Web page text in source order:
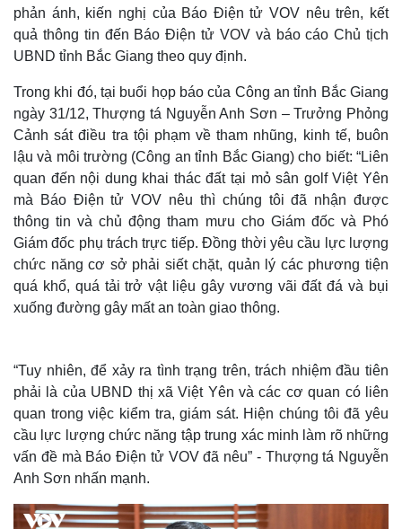
Thế giới
Multimedia
phản ánh, kiến nghị của Báo Điện tử VOV nêu trên, kết
quả thông tin đến Báo Điện tử VOV và báo cáo Chủ tịch
UBND tỉnh Bắc Giang theo quy định.
Trong khi đó, tại buổi họp báo của Công an tỉnh Bắc Giang
ngày 31/12, Thượng tá Nguyễn Anh Sơn – Trưởng Phỏng
Cảnh sát điều tra tội phạm về tham nhũng, kinh tế, buôn
lậu và môi trường (Công an tỉnh Bắc Giang) cho biết: “Liên
quan đến nội dung khai thác đất tại mỏ sân golf Việt Yên
mà Báo Điện tử VOV nêu thì chúng tôi đã nhận được
thông tin và chủ động tham mưu cho Giám đốc và Phó
Giám đốc phụ trách trực tiếp. Đồng thời yêu cầu lực lượng
chức năng cơ sở phải siết chặt, quản lý các phương tiện
quá khổ, quá tải trở vật liệu gây vương vãi đất đá và bụi
xuống đường gây mất an toàn giao thông.
“Tuy nhiên, để xảy ra tình trạng trên, trách nhiệm đầu tiên
phải là của UBND thị xã Việt Yên và các cơ quan có liên
quan trong việc kiểm tra, giám sát. Hiện chúng tôi đã yêu
cầu lực lượng chức năng tập trung xác minh làm rõ những
vấn đề mà Báo Điện tử VOV đã nêu” - Thượng tá Nguyễn
Anh Sơn nhấn mạnh.